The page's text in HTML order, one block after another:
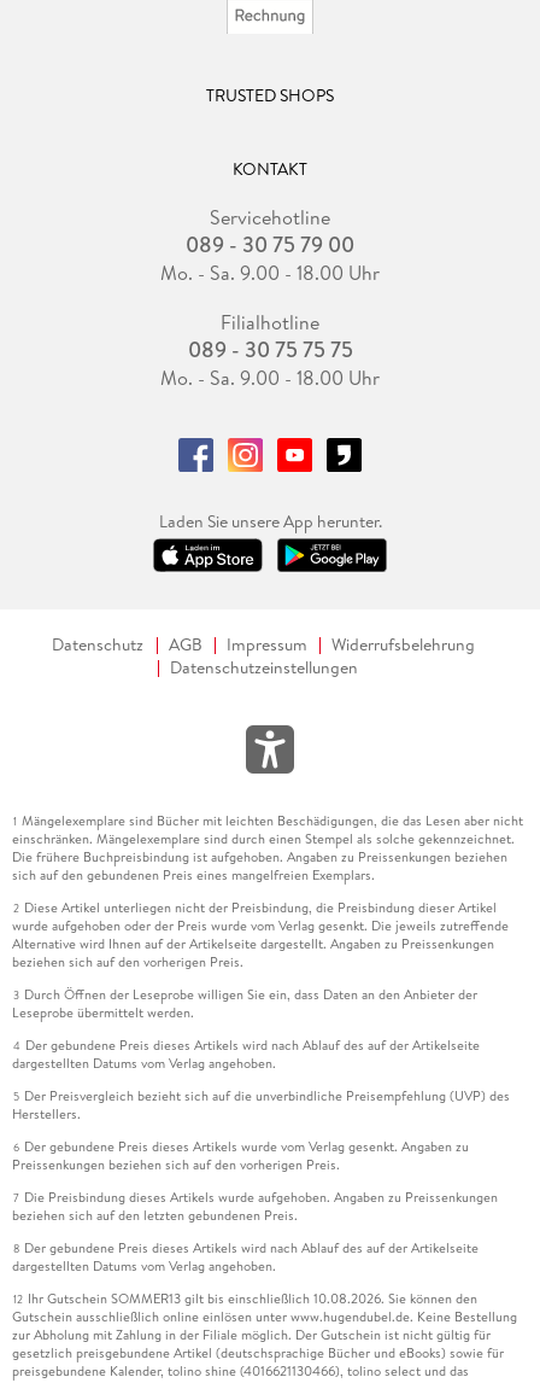
TRUSTED SHOPS
KONTAKT
Servicehotline
089 - 30 75 79 00
Mo. - Sa. 9.00 - 18.00 Uhr
Filialhotline
089 - 30 75 75 75
Mo. - Sa. 9.00 - 18.00 Uhr
Laden Sie unsere App herunter.
Datenschutz AGB Impressum
Widerrufsbelehrung
Datenschutzeinstellungen
1 Mängelexemplare sind Bücher mit leichten Beschädigungen, die das Lesen aber nicht
einschränken. Mängelexemplare sind durch einen Stempel als solche gekennzeichnet.
Die frühere Buchpreisbindung ist aufgehoben. Angaben zu Preissenkungen beziehen
sich auf den gebundenen Preis eines mangelfreien Exemplars.
2 Diese Artikel unterliegen nicht der Preisbindung, die Preisbindung dieser Artikel
wurde aufgehoben oder der Preis wurde vom Verlag gesenkt. Die jeweils zutreffende
Alternative wird Ihnen auf der Artikelseite dargestellt. Angaben zu Preissenkungen
beziehen sich auf den vorherigen Preis.
3 Durch Öffnen der Leseprobe willigen Sie ein, dass Daten an den Anbieter der
Leseprobe übermittelt werden.
4 Der gebundene Preis dieses Artikels wird nach Ablauf des auf der Artikelseite
dargestellten Datums vom Verlag angehoben.
5 Der Preisvergleich bezieht sich auf die unverbindliche Preisempfehlung (UVP) des
Herstellers.
6 Der gebundene Preis dieses Artikels wurde vom Verlag gesenkt. Angaben zu
Preissenkungen beziehen sich auf den vorherigen Preis.
7 Die Preisbindung dieses Artikels wurde aufgehoben. Angaben zu Preissenkungen
beziehen sich auf den letzten gebundenen Preis.
8 Der gebundene Preis dieses Artikels wird nach Ablauf des auf der Artikelseite
dargestellten Datums vom Verlag angehoben.
12 Ihr Gutschein SOMMER13 gilt bis einschließlich 10.08.2026. Sie können den
Gutschein ausschließlich online einlösen unter www.hugendubel.de. Keine Bestellung
zur Abholung mit Zahlung in der Filiale möglich. Der Gutschein ist nicht gültig für
gesetzlich preisgebundene Artikel (deutschsprachige Bücher und eBooks) sowie für
preisgebundene Kalender, tolino shine (4016621130466), tolino select und das